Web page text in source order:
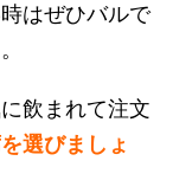
はぜひバルで
飲まれて注文
選びましょ